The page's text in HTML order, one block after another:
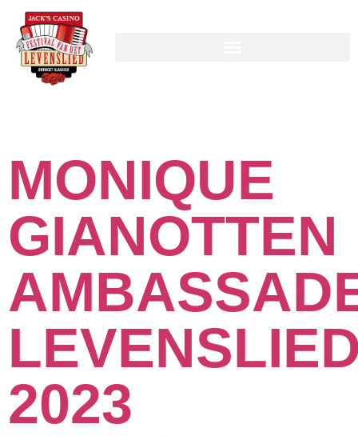
MONIQUE
GIANOTTEN
2023